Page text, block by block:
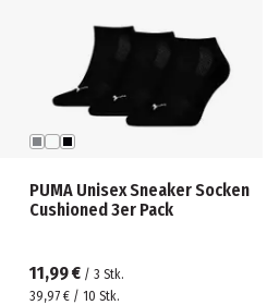
PUMA Unisex Sneaker Socken
Cushioned 3er Pack
11,99 € / 3 Stk.
39,97 € / 10 Stk.